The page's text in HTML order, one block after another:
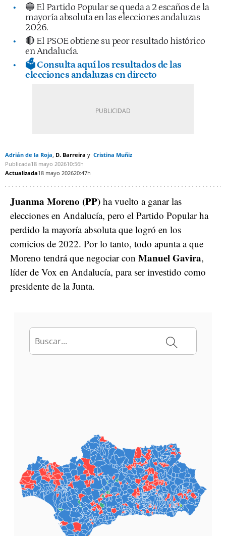
🔵 El Partido Popular se queda a 2 escaños de la
mayoría absoluta en las elecciones andaluzas
2026.
🔴 El PSOE obtiene su peor resultado histórico
en Andalucía.
🗳️ Consulta aquí los resultados de las
elecciones andaluzas en directo
Adrián de la Roja D. Barreira
Cristina Muñiz
Publicada18 mayo 202610:56h
Actualizada18 mayo 202620:47h
Juanma Moreno (PP) ha vuelto a ganar las
elecciones en Andalucía, pero el Partido Popular ha
perdido la mayoría absoluta que logró en los
comicios de 2022. Por lo tanto, todo apunta a que
Moreno tendrá que negociar con Manuel Gavira,
líder de Vox en Andalucía, para ser investido como
presidente de la Junta.